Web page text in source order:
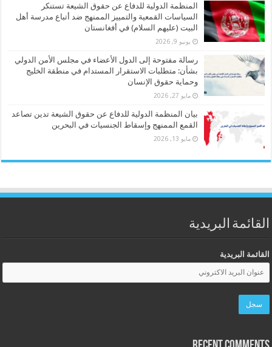
المنظمة الدولية للدفاع عن حقوق الشيعة تستنكر
السياسات القمعية والتمييز الممنهج ضد أتباع مدرسة أهل
البيت (عليهم السلام) في أفغانستان
يونيو 9, 2026
رسالة مفتوحة إلى الدول الأعضاء في مجلس الأمن الدولي
بشأن: متطلبات الاستقرار المستدام في منطقة الخليج
وحماية حقوق الإنسان
مايو 27, 2026
بيان المنظمة الدولية للدفاع عن حقوق الشيعة تدين تصاعد
القمع الممنهج وإسقاط الجنسيات في البحرين
مايو 13, 2026
القائمة البريدية
القائمة البريدية